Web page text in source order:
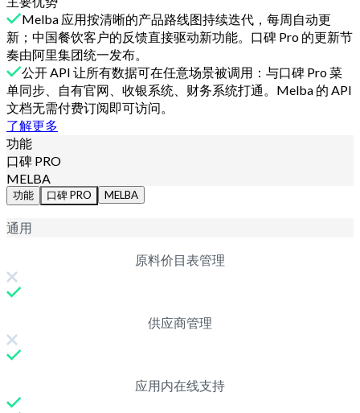
Melba 应用按清晰的产品路线图持续迭代，每周自动更
新；中国餐饮客户的反馈直接驱动新功能。口碑 Pro 的更新节
奏由阿里集团统一发布。
公开 API 让所有数据可在任意场景被调用：与口碑 Pro 菜
单同步、自有官网、收银系统、财务系统打通。Melba 的 API
文档无需付费订阅即可访问。
了解更多
功能
口碑 PRO
MELBA
功能 口碑 PRO MELBA
通用
原料价目表管理
供应商管理
应用内在线支持